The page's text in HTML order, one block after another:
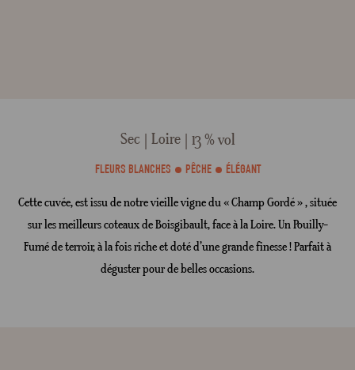
Sec Loire 13 % vol
FLEURS BLANCHES PÊCHE ÉLÉGANT
Cette cuvée, est issu de notre vieille vigne du « Champ Gordé » , située
sur les meilleurs coteaux de Boisgibault, face à la Loire. Un Pouilly-
Fumé de terroir, à la fois riche et doté d’une grande finesse ! Parfait à
déguster pour de belles occasions.